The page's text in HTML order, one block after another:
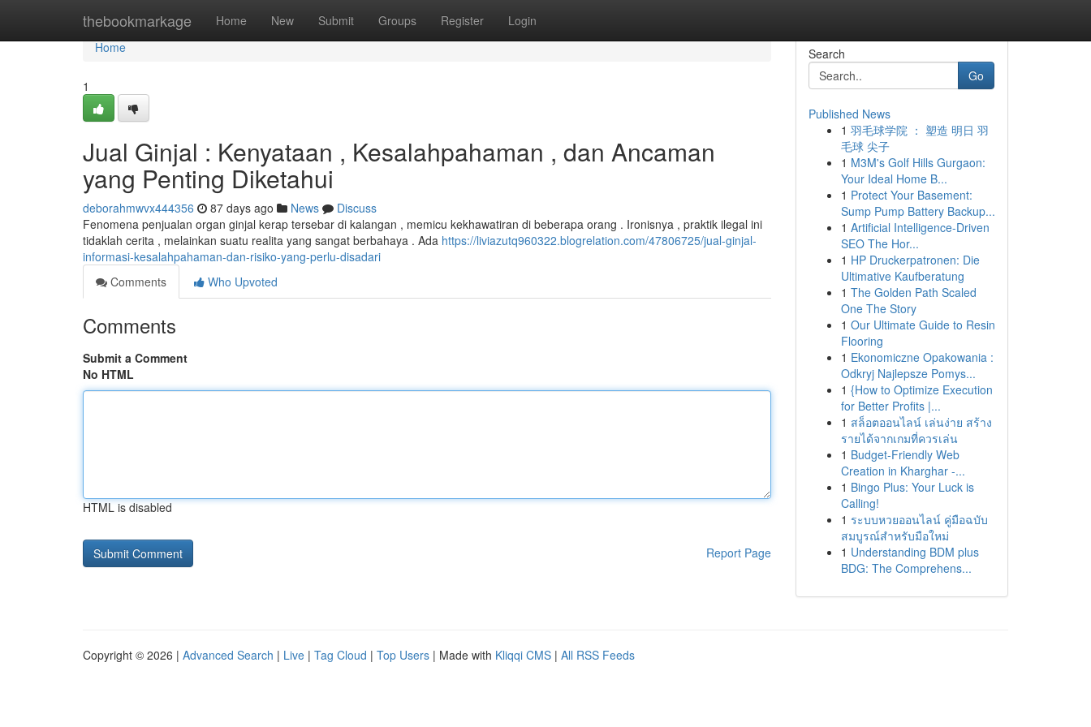
thebookmarkage Home New Submit Groups Register Login
Home
Home
1
Jual Ginjal : Kenyataan , Kesalahpahaman , dan Ancaman
yang Penting Diketahui
deborahmwvx444356 87 days ago News
Discuss
Fenomena penjualan organ ginjal kerap tersebar di kalangan , memicu kekhawatiran di beberapa orang . Ironisnya , praktik ilegal ini
tidaklah cerita , melainkan suatu realita yang sangat berbahaya . Ada https://liviazutq960322.blogrelation.com/47806725/jual-ginjal-
informasi-kesalahpahaman-dan-risiko-yang-perlu-disadari
Comments
Who Upvoted
Comments
Submit a Comment
No HTML
HTML is disabled
Report Page
Search
Go
Published News
1 羽毛球学院 ： 塑造 明日 羽
毛球 尖子
1 M3M's Golf Hills Gurgaon:
Your Ideal Home B...
1 Protect Your Basement:
Sump Pump Battery Backup...
1 Artificial Intelligence-Driven
SEO The Hor...
1 HP Druckerpatronen: Die
Ultimative Kaufberatung
1 The Golden Path Scaled
One The Story
1 Our Ultimate Guide to Resin
Flooring
1 Ekonomiczne Opakowania :
Odkryj Najlepsze Pomys...
1 {How to Optimize Execution
for Better Profits |...
1 สล็อตออนไลน์ เล่นง่าย สร้าง
รายได้จากเกมที่ควรเล่น
1 Budget-Friendly Web
Creation in Kharghar -...
1 Bingo Plus: Your Luck is
Calling!
1 ระบบหวยออนไลน์ คู่มือฉบับ
สมบูรณ์สำหรับมือใหม่
1 Understanding BDM plus
BDG: The Comprehens...
Copyright © 2026 | Advanced Search | Live | Tag Cloud | Top Users | Made with Kliqqi CMS | All RSS Feeds